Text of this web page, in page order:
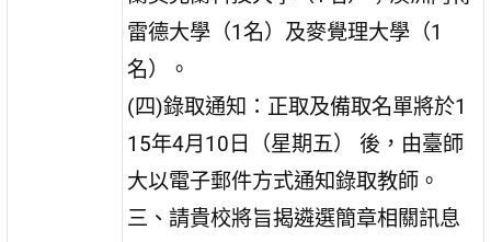
雷德大學（1名）及麥覺理大學（1
名）。
(四)錄取通知：正取及備取名單將於1
15年4月10日（星期五） 後，由臺師
大以電子郵件方式通知錄取教師。
三、請貴校將旨揭遴選簡章相關訊息